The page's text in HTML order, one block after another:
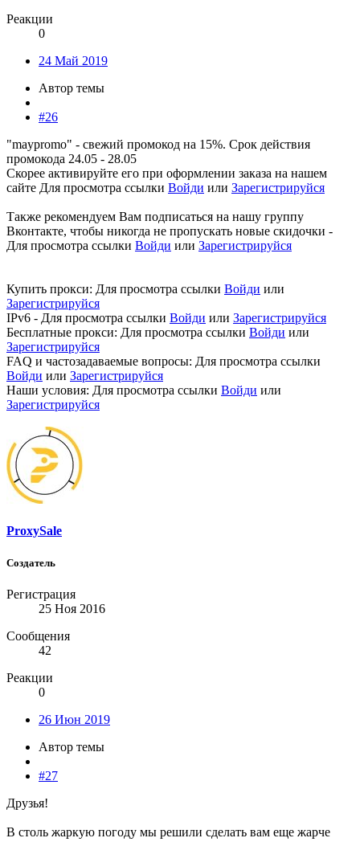
Реакции
0
24 Май 2019
Автор темы
#26
"maypromo" - свежий промокод на 15%. Срок действия
промокода 24.05 - 28.05
Скорее активируйте его при оформлении заказа на нашем
сайте Для просмотра ссылки Войди или Зарегистрируйся
Также рекомендуем Вам подписаться на нашу группу
Вконтакте, чтобы никогда не пропускать новые скидочки -
Для просмотра ссылки Войди или Зарегистрируйся
Купить прокси: Для просмотра ссылки Войди или
Зарегистрируйся
IPv6 - Для просмотра ссылки Войди или Зарегистрируйся
Бесплатные прокси: Для просмотра ссылки Войди или
Зарегистрируйся
FAQ и частозадаваемые вопросы: Для просмотра ссылки
Войди или Зарегистрируйся
Наши условия: Для просмотра ссылки Войди или
Зарегистрируйся
ProxySale
Создатель
Регистрация
25 Ноя 2016
Сообщения
42
Реакции
0
26 Июн 2019
Автор темы
#27
Друзья!
В столь жаркую погоду мы решили сделать вам еще жарче